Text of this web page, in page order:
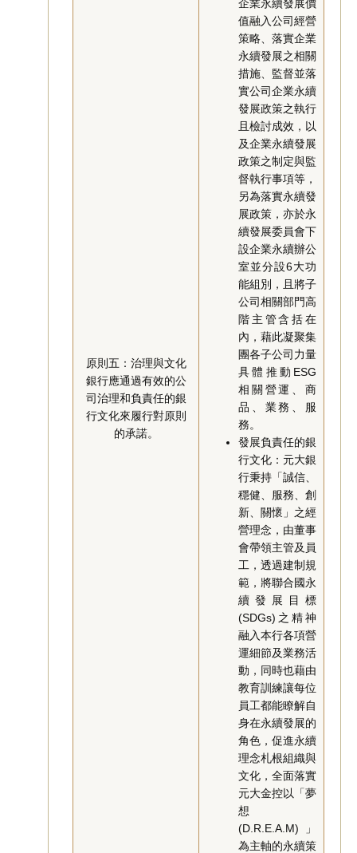
原則五：治理與文化
銀行應通過有效的公
司治理和負責任的銀
行文化來履行對原則
的承諾。
企業永續發展價
值融入公司經營
策略、落實企業
永續發展之相關
措施、監督並落
實公司企業永續
發展政策之執行
且檢討成效，以
及企業永續發展
政策之制定與監
督執行事項等，
另為落實永續發
展政策，亦於永
續發展委員會下
設企業永續辦公
室並分設6大功
能組別，且將子
公司相關部門高
階主管含括在
內，藉此凝聚集
團各子公司力量
具體推動ESG
相關營運、商
品、業務、服
務。
發展負責任的銀
行文化：元大銀
行秉持「誠信、
穩健、服務、創
新、關懷」之經
營理念，由董事
會帶領主管及員
工，透過建制規
範，將聯合國永
續發展目標
(SDGs)之精神
融入本行各項營
運細節及業務活
動，同時也藉由
教育訓練讓每位
員工都能瞭解自
身在永續發展的
角色，促進永續
理念札根組織與
文化，全面落實
元大金控以「夢
想
(D.R.E.A.M)」
為主軸的永續策